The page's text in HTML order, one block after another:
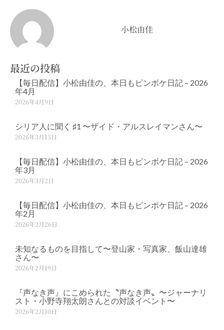
小松由佳
最近の投稿
【毎日配信】小松由佳の、本日もピンボケ日記 – 2026
年4月
2026年4月9日
シリア人に聞く ♯1 〜ザイド・アルスレイマンさん〜
2026年3月15日
【毎日配信】小松由佳の、本日もピンボケ日記 – 2026
年3月
2026年3月2日
【毎日配信】小松由佳の、本日もピンボケ日記 – 2026
年2月
2026年2月26日
未知なるものを目指して〜登山家・写真家、飯山達雄
さん〜
2026年2月19日
『声なき声』にこめられた〝声なき声〟〜ジャーナリ
スト・小野寺翔太朗さんとの対談イベント〜
2026年2月10日